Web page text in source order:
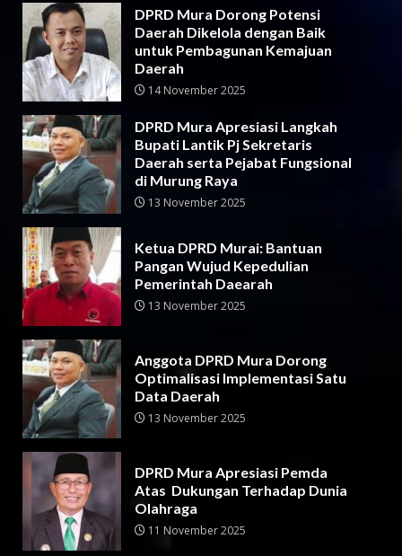
DPRD Mura Dorong Potensi
Daerah Dikelola dengan Baik
untuk Pembagunan Kemajuan
Daerah
14 November 2025
DPRD Mura Apresiasi Langkah
Bupati Lantik Pj Sekretaris
Daerah serta Pejabat Fungsional
di Murung Raya
13 November 2025
Ketua DPRD Murai: Bantuan
Pangan Wujud Kepedulian
Pemerintah Daearah
13 November 2025
Anggota DPRD Mura Dorong
Optimalisasi Implementasi Satu
Data Daerah
13 November 2025
DPRD Mura Apresiasi Pemda
Atas Dukungan Terhadap Dunia
Olahraga
11 November 2025